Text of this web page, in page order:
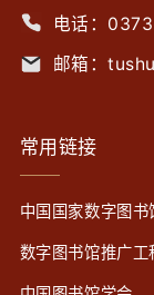
电话：
邮箱：
常用链接
中国国家数字图书
数字图书馆推广工